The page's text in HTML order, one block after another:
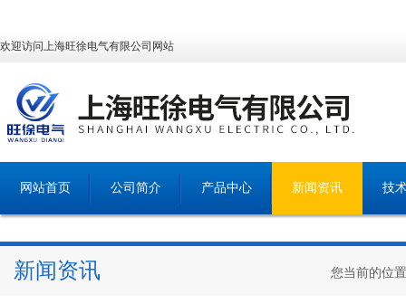
欢迎访问上海旺徐电气有限公司网站
网站首页 公司简介 产品中心 新闻资讯 技
新闻资讯 您当前的位